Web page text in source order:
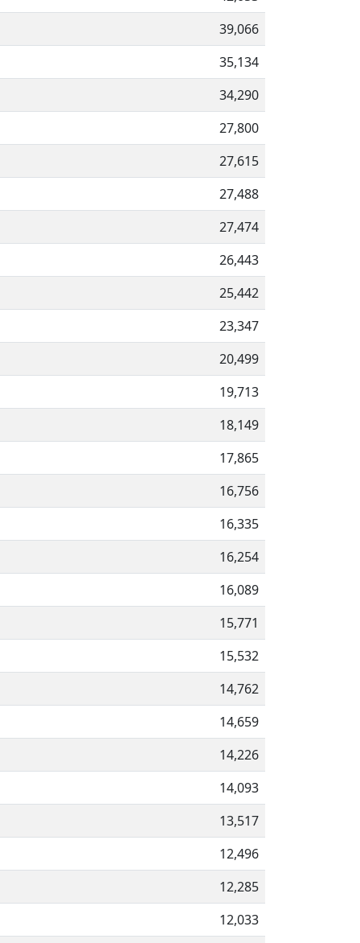
39,066
35,134
34,290
27,800
27,615
27,488
27,474
26,443
25,442
23,347
20,499
19,713
18,149
17,865
16,756
16,335
16,254
16,089
15,771
15,532
14,762
14,659
14,226
14,093
13,517
12,496
12,285
12,033